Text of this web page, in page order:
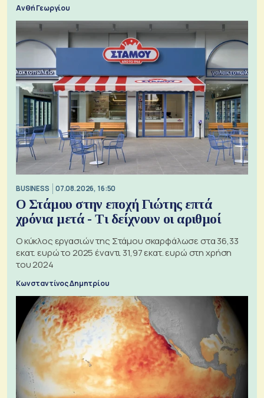
Ανθή Γεωργίου
BUSINESS 07.08.2026, 16:50
Ο Στάμου στην εποχή Γιώτης επτά
χρόνια μετά - Τι δείχνουν οι αριθμοί
Ο κύκλος εργασιών της Στάμου σκαρφάλωσε στα 36,33
εκατ. ευρώ το 2025 έναντι 31,97 εκατ. ευρώ στη χρήση
του 2024
Κωνσταντίνος Δημητρίου